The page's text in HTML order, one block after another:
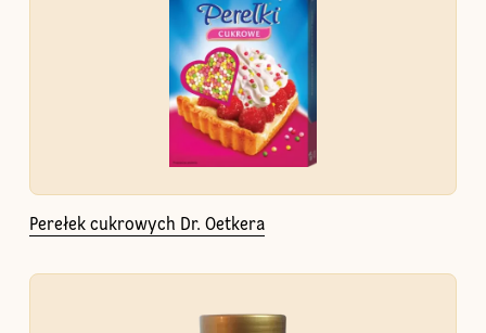
Perełek cukrowych Dr. Oetkera